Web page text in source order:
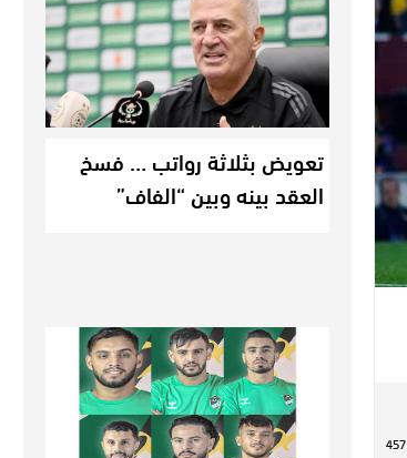
457
تعويض بثلاثة رواتب … فسخ
العقد بينه وبين “الفاف”